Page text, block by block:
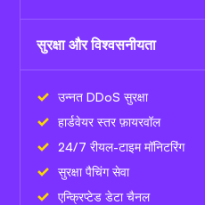
सुरक्षा और विश्वसनीयता
उन्नत DDoS सुरक्षा
हार्डवेयर स्तर फ़ायरवॉल
24/7 रीयल-टाइम मॉनिटरिंग
सुरक्षा पैचिंग सेवा
एन्क्रिप्टेड डेटा चैनल